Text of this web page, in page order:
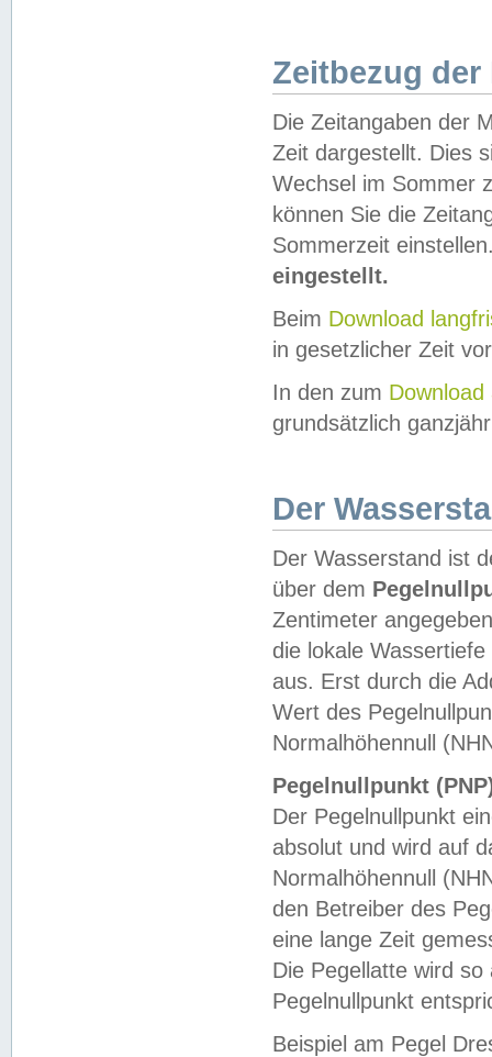
Zeitbezug der
Die Zeitangaben der
Zeit dargestellt. Dies
Wechsel im Sommer
können Sie die
Sommerzeit
eingestellt.
Beim Download
in gesetzlicher Zeit
In den zum Download
grundsätzlich
Der
Der Wasserstand ist
über dem
Zentimeter
die lokale
aus. Erst durch die
Wert des
Normalhöhennull
Pegelnullpunkt
Der Pegelnullpunkt
absolut und wird auf
Normalhöhennull
den Betreiber des
eine lange Zeit
Die Pegellatte wird
Pegelnullpunkt
Beispiel am Pegel